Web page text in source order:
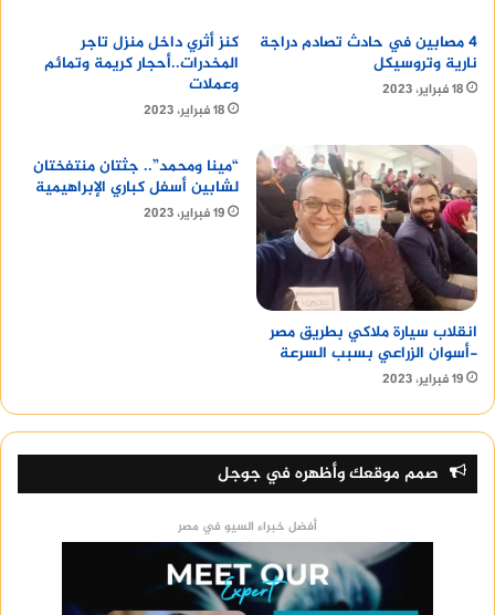
4 مصابين في حادث تصادم دراجة
نارية وتروسيكل
18 فبراير، 2023
كنز أثري داخل منزل تاجر
المخدرات..أحجار كريمة وتمائم
وعملات
18 فبراير، 2023
انقلاب سيارة ملاكي بطريق مصر
-أسوان الزراعي بسبب السرعة
19 فبراير، 2023
“مينا ومحمد”.. جثتان منتفختان
لشابين أسفل كباري الإبراهيمية
19 فبراير، 2023
صمم موقعك وأظهره في جوجل
أفضل خبراء السيو في مصر